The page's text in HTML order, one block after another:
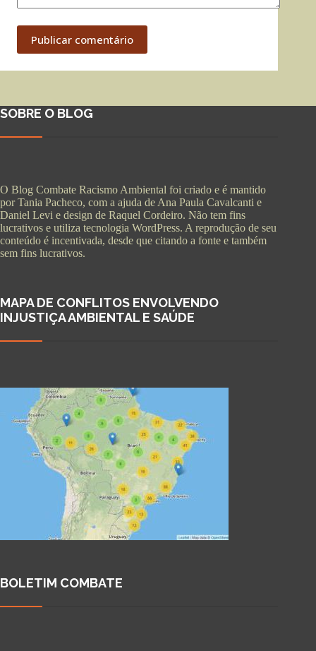
Publicar comentário
SOBRE O BLOG
O Blog Combate Racismo Ambiental foi criado e é mantido
por Tania Pacheco, com a ajuda de Ana Paula Cavalcanti e
Daniel Levi e design de Raquel Cordeiro. Não tem fins
lucrativos e utiliza tecnologia WordPress. A reprodução de seu
conteúdo é incentivada, desde que citando a fonte e também
sem fins lucrativos.
MAPA DE CONFLITOS ENVOLVENDO
INJUSTIÇA AMBIENTAL E SAÚDE
BOLETIM COMBATE